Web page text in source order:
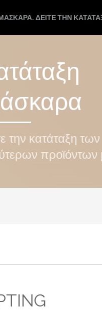
ΔΕΊΤΕ ΤΗΝ
την κατάταξη των